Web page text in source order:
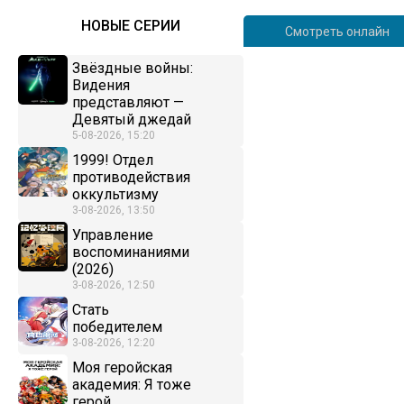
НОВЫЕ СЕРИИ
Звёздные войны:
Видения
представляют —
Девятый джедай
5-08-2026, 15:20
1999! Отдел
противодействия
оккультизму
3-08-2026, 13:50
Управление
воспоминаниями
(2026)
3-08-2026, 12:50
Стать
победителем
3-08-2026, 12:20
Моя геройская
академия: Я тоже
Смотреть онлайн